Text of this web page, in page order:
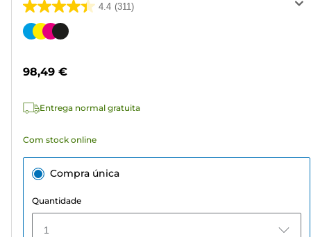
4.4 (311)
4.4
em
311
Cartucho
98,49 €
Entrega normal gratuita
Com stock online
Compra única
Quantidade
1